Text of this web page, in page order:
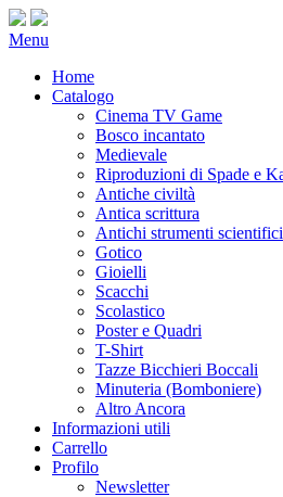
Menu
Home
Catalogo
Cinema TV Game
Bosco incantato
Medievale
Riproduzioni di Spade e
Antiche civiltà
Antica scrittura
Antichi strumenti scientifici
Gotico
Gioielli
Scacchi
Scolastico
Poster e Quadri
T-Shirt
Tazze Bicchieri Boccali
Minuteria (Bomboniere)
Altro Ancora
Informazioni utili
Carrello
Profilo
Newsletter